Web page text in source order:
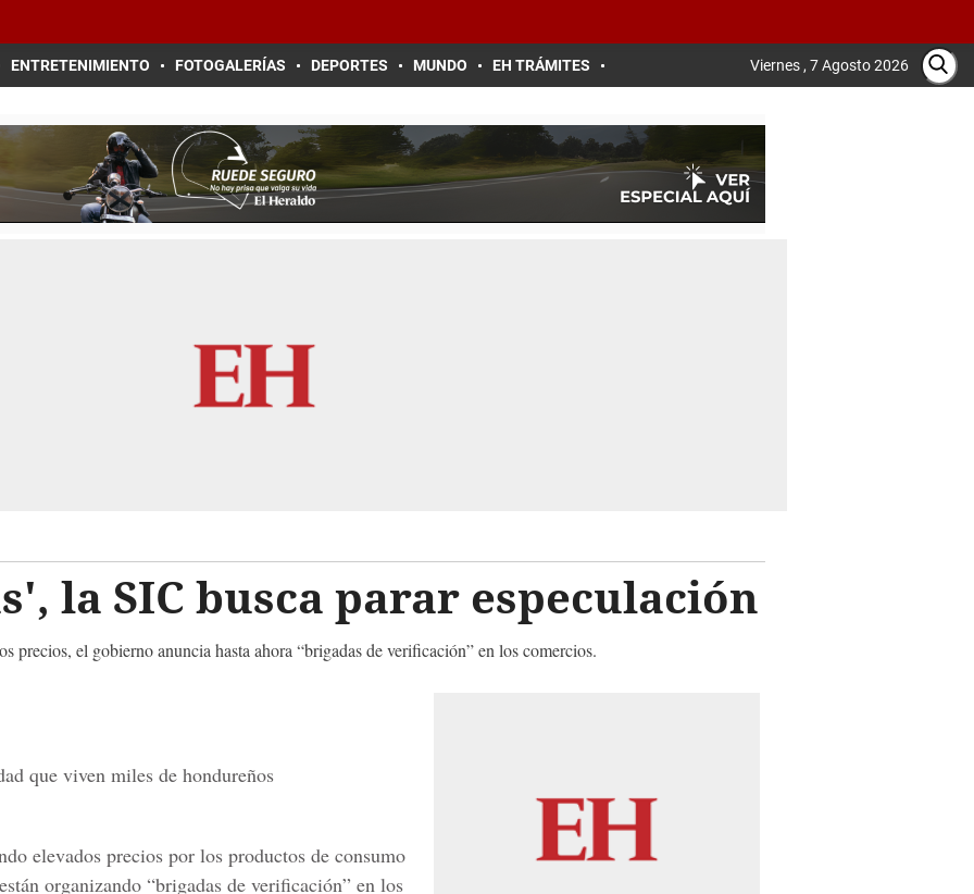
ENTRETENIMIENTO FOTOGALERÍAS DEPORTES MUNDO EH TRÁMITES Viernes , 7 Agosto 2026
la SIC busca parar especulación
precios, el gobierno anuncia hasta ahora “brigadas de verificación” en los comercios.
que viven miles de hondureños
elevados precios por los productos de consumo
organizando “brigadas de verificación” en los